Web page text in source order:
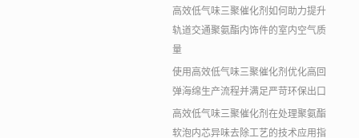
高效低气味三聚催化剂如何助力提升
轨道交通聚氨酯内饰件的室内空气质
量
使用高效低气味三聚催化剂优化高回
弹海绵生产流程并满足严苛环保出口
高效低气味三聚催化剂在处理聚氨酯
软泡内芯异味去除工艺的技术应用指